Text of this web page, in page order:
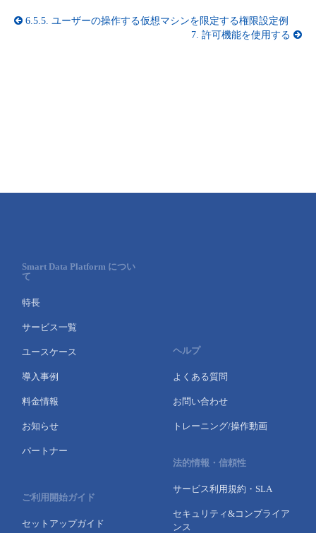
6.5.5. ユーザーの操作する仮想マシンを限定する権限設定例
7. 許可機能を使用する
Smart Data Platform につい
て
特長
サービス一覧
ユースケース
導入事例
料金情報
お知らせ
パートナー
ご利用開始ガイド
セットアップガイド
ヘルプ
よくある質問
お問い合わせ
トレーニング/操作動画
法的情報・信頼性
サービス利用規約・SLA
セキュリティ&コンプライア
ンス